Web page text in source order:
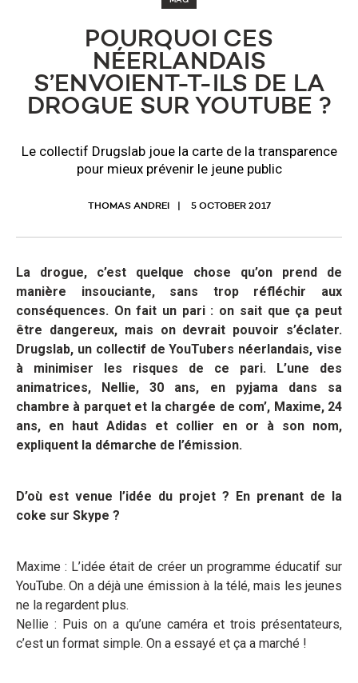
POURQUOI CES
NÉERLANDAIS
S’ENVOIENT-T-ILS DE LA
DROGUE SUR YOUTUBE ?
Le collectif Drugslab joue la carte de la transparence
pour mieux prévenir le jeune public
THOMAS ANDREI 5 OCTOBER 2017
La drogue, c’est quelque chose qu’on prend de
manière insouciante, sans trop réfléchir aux
conséquences. On fait un pari : on sait que ça peut
être dangereux, mais on devrait pouvoir s’éclater.
Drugslab, un collectif de YouTubers néerlandais, vise
à minimiser les risques de ce pari. L’une des
animatrices, Nellie, 30 ans, en pyjama dans sa
chambre à parquet et la chargée de com’, Maxime, 24
ans, en haut Adidas et collier en or à son nom,
expliquent la démarche de l’émission.
D’où est venue l’idée du projet ? En prenant de la
coke sur Skype ?
Maxime : L’idée était de créer un programme éducatif sur
YouTube. On a déjà une émission à la télé, mais les jeunes
ne la regardent plus.
Nellie : Puis on a qu’une caméra et trois présentateurs,
c’est un format simple. On a essayé et ça a marché !